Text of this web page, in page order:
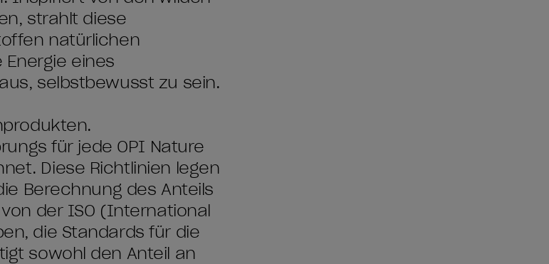
strahlt diese
natürlichen
eines
selbstbewusst zu sein.
für jede OPI Nature
Diese Richtlinien legen
Berechnung des Anteils
der ISO (International
die Standards für die
sowohl den Anteil an